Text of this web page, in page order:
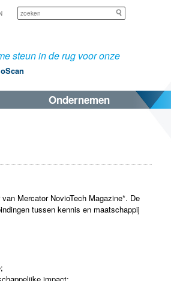
steun in de rug voor onze
Ondernemen
Mercator NovioTech Magazine*. De
tussen kennis en maatschappij